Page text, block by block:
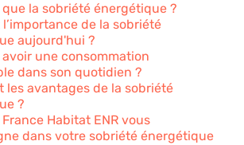
la sobriété énergétique ?
l’importance de la sobriété
aujourd'hui ?
une consommation
dans son quotidien ?
les avantages de la sobriété
?
Habitat ENR vous
dans votre sobriété énergétique